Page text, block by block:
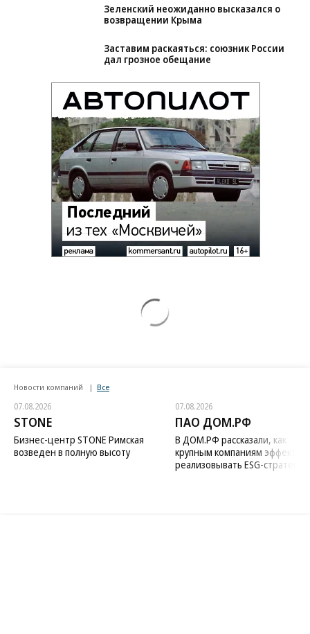
Зеленский неожиданно высказался о
Заставим раскаяться: союзник России
дал грозное обещание
Новости компаний
07.08.2026
STONE
Бизнес-центр STONE Римская
07.08.2026
ПАО ДОМ.РФ
В ДОМ.РФ рассказали, как
крупным компаниям